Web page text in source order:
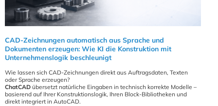
CAD-Zeichnungen automatisch aus Sprache und
Dokumenten erzeugen: Wie KI die Konstruktion mit
Unternehmenslogik beschleunigt
Wie lassen sich CAD-Zeichnungen direkt aus Auftragsdaten, Texten
oder Sprache erzeugen?
ChatCAD übersetzt natürliche Eingaben in technisch korrekte Modelle –
basierend auf Ihrer Konstruktionslogik, Ihren Block-Bibliotheken und
direkt integriert in AutoCAD.